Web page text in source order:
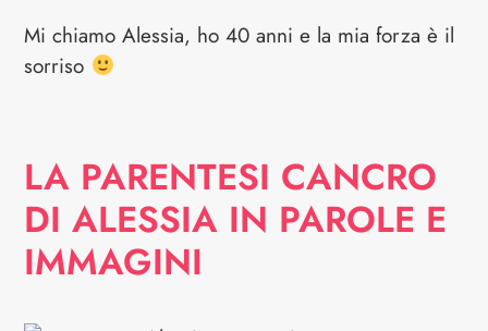
Mi chiamo Alessia, ho 40 anni e la mia forza è il
sorriso
LA PARENTESI CANCRO
DI ALESSIA IN PAROLE E
IMMAGINI